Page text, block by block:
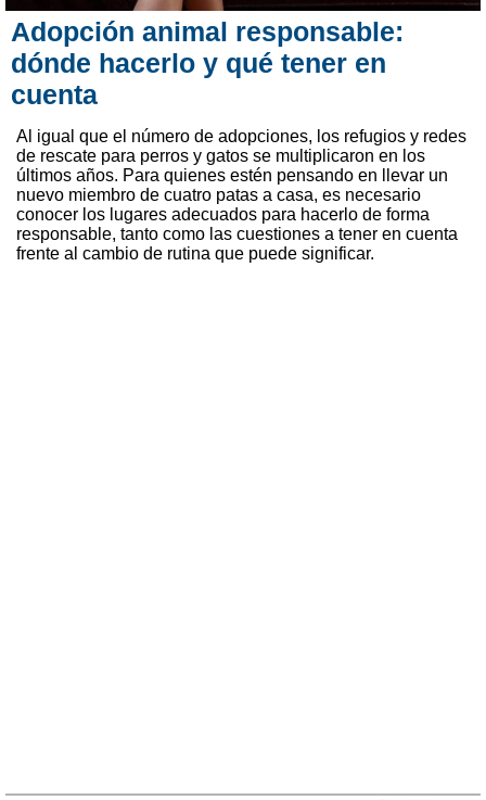
Adopción animal responsable:
dónde hacerlo y qué tener en
cuenta
Al igual que el número de adopciones, los refugios y redes
de rescate para perros y gatos se multiplicaron en los
últimos años. Para quienes estén pensando en llevar un
nuevo miembro de cuatro patas a casa, es necesario
conocer los lugares adecuados para hacerlo de forma
responsable, tanto como las cuestiones a tener en cuenta
frente al cambio de rutina que puede significar.